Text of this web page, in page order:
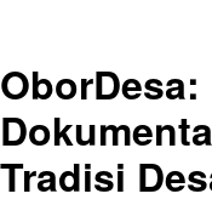
OborDesa:
Tradisi